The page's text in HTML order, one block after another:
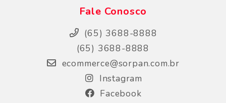
Fale Conosco
(65) 3688-8888
(65) 3688-8888
ecommerce@sorpan.com.br
Instagram
Facebook